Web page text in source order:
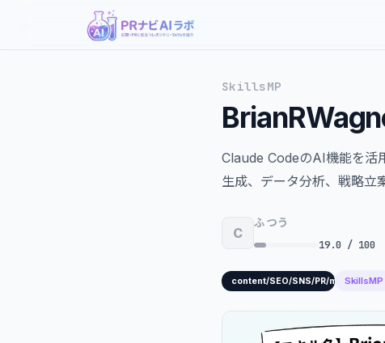
SkillsMP
Claude CodeのAI機能を活
生成、データ分析、戦略立
C
ふつう
19.0 / 100
content/SEO/SNS/PR/marketing/
SkillsMP